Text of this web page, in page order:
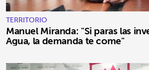
TERRITORIO
Manuel Miranda: "Si paras las
Agua, la demanda te come"